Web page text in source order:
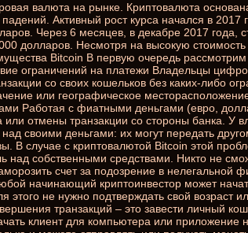
валюта на рынке. Криптовалюта
Активный рост курса начался в 2017
Через 6 месяцев, в декабре 2017 года,
долларов. Несмотря на высокую стоимость
Bitcoin В первую очередь
ограничений на платежи Владельцы
со своих кошельков без каких-либо
или географическое
Работая с фиатными деньгами (евро,
или отмены транзакции со стороны банка. У
над своими деньгами: их могут передать
В случае с криптовалютой Bitcoin этой
над собственными средствами. Никто не
счет за подозрение в нелегальной
начинающий криптоинвестор может
этого не нужно подтверждать свой возраст
транзакций – это завести личный
клиент для компьютера или приложение